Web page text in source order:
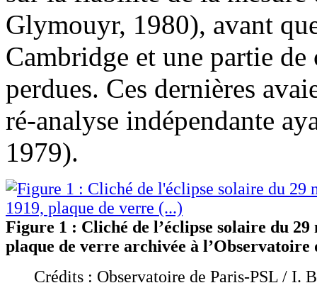
Glymouyr, 1980), avant
Cambridge et une partie
perdues. Ces dernières
ré-analyse indépendante
1979).
Figure 1 : Cliché de l’éclipse solaire du 29
plaque de verre archivée à l’Observatoire
Crédits : Observatoire de Paris-PSL / I.